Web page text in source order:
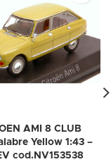
AMI 8 CLUB
Yellow 1:43 –
cod.NV153538